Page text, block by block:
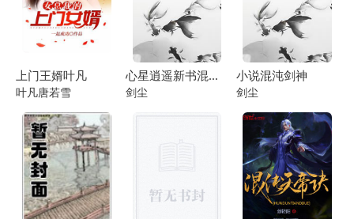
上门王婿叶凡
叶凡唐若雪
心星逍遥新书混沌剑神
剑尘
小说混沌剑神
剑尘